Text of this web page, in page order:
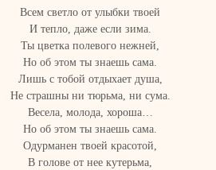
Всем светло от улыбки твоей
И тепло, даже если зима.
Ты цветка полевого нежней,
Но об этом ты знаешь сама.
Лишь с тобой отдыхает душа,
Не страшны ни тюрьма, ни сума.
Весела, молода, хороша…
Но об этом ты знаешь сама.
Одурманен твоей красотой,
В голове от нее кутерьма,